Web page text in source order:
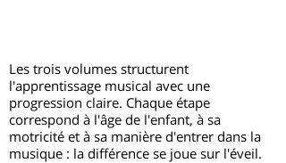
Les trois volumes structurent
l'apprentissage musical avec une
progression claire. Chaque étape
correspond à l'âge de l'enfant, à sa
motricité et à sa manière d'entrer dans la
musique : la différence se joue sur l'éveil.